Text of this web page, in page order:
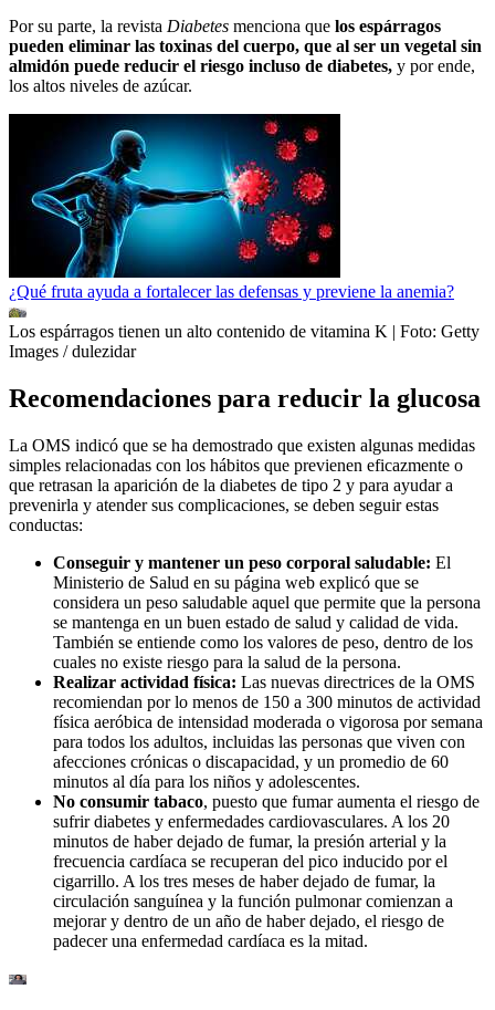
Por su parte, la revista Diabetes menciona que los espárragos
pueden eliminar las toxinas del cuerpo, que al ser un vegetal sin
almidón puede reducir el riesgo incluso de diabetes, y por ende,
los altos niveles de azúcar.
¿Qué fruta ayuda a fortalecer las defensas y previene la anemia?
Los espárragos tienen un alto contenido de vitamina K | Foto: Getty
Images / dulezidar
Recomendaciones para reducir la glucosa
La OMS indicó que se ha demostrado que existen algunas medidas
simples relacionadas con los hábitos que previenen eficazmente o
que retrasan la aparición de la diabetes de tipo 2 y para ayudar a
prevenirla y atender sus complicaciones, se deben seguir estas
conductas:
Conseguir y mantener un peso corporal saludable: El
Ministerio de Salud en su página web explicó que se
considera un peso saludable aquel que permite que la persona
se mantenga en un buen estado de salud y calidad de vida.
También se entiende como los valores de peso, dentro de los
cuales no existe riesgo para la salud de la persona.
Realizar actividad física: Las nuevas directrices de la OMS
recomiendan por lo menos de 150 a 300 minutos de actividad
física aeróbica de intensidad moderada o vigorosa por semana
para todos los adultos, incluidas las personas que viven con
afecciones crónicas o discapacidad, y un promedio de 60
minutos al día para los niños y adolescentes.
No consumir tabaco, puesto que fumar aumenta el riesgo de
sufrir diabetes y enfermedades cardiovasculares. A los 20
minutos de haber dejado de fumar, la presión arterial y la
frecuencia cardíaca se recuperan del pico inducido por el
cigarrillo. A los tres meses de haber dejado de fumar, la
circulación sanguínea y la función pulmonar comienzan a
mejorar y dentro de un año de haber dejado, el riesgo de
padecer una enfermedad cardíaca es la mitad.